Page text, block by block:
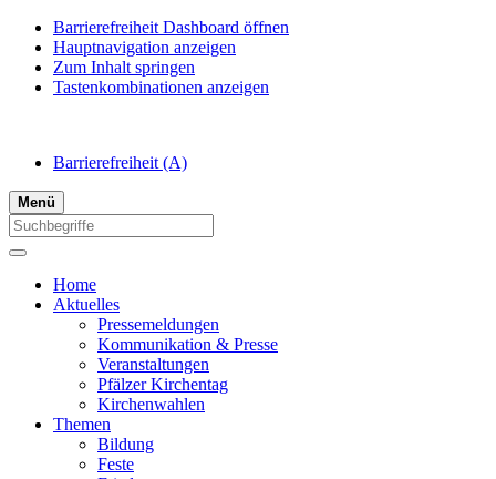
Barrierefreiheit Dashboard öffnen
Hauptnavigation anzeigen
Zum Inhalt springen
Tastenkombinationen anzeigen
Barrierefreiheit (A)
Menü
Home
Aktuelles
Pressemeldungen
Kommunikation & Presse
Veranstaltungen
Pfälzer Kirchentag
Kirchenwahlen
Themen
Bildung
Feste